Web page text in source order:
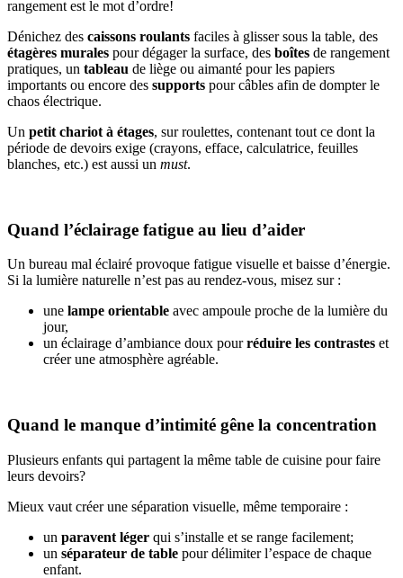
rangement est le mot d’ordre!
Dénichez des caissons roulants faciles à glisser sous la table, des
étagères murales pour dégager la surface, des boîtes de rangement
pratiques, un tableau de liège ou aimanté pour les papiers
importants ou encore des supports pour câbles afin de dompter le
chaos électrique.
Un petit chariot à étages, sur roulettes, contenant tout ce dont la
période de devoirs exige (crayons, efface, calculatrice, feuilles
blanches, etc.) est aussi un must.
Quand l’éclairage fatigue au lieu d’aider
Un bureau mal éclairé provoque fatigue visuelle et baisse d’énergie.
Si la lumière naturelle n’est pas au rendez-vous, misez sur :
une lampe orientable avec ampoule proche de la lumière du
jour,
un éclairage d’ambiance doux pourréduire les contrastes et
créer une atmosphère agréable.
Quand le manque d’intimité gêne la concentration
Plusieurs enfants qui partagent la même table de cuisine pour faire
leurs devoirs?
Mieux vaut créer une séparation visuelle, même temporaire :
un paravent léger qui s’installe et se range facilement;
un séparateur de table pour délimiter l’espace de chaque
enfant.